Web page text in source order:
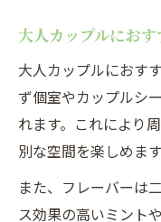
大人カップルにお
大人カップルにおす
ず個室やカップルシ
れます。これにより
別な空間を楽しめます
また、フレーバーは
ス効果の高いミント